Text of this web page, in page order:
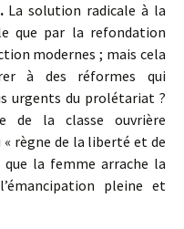
La solution radicale à la
que par la refondation
modernes ; mais cela
à des réformes qui
urgents du prolétariat ?
de la classe ouvrière
règne de la liberté et de
que la femme arrache la
pleine et